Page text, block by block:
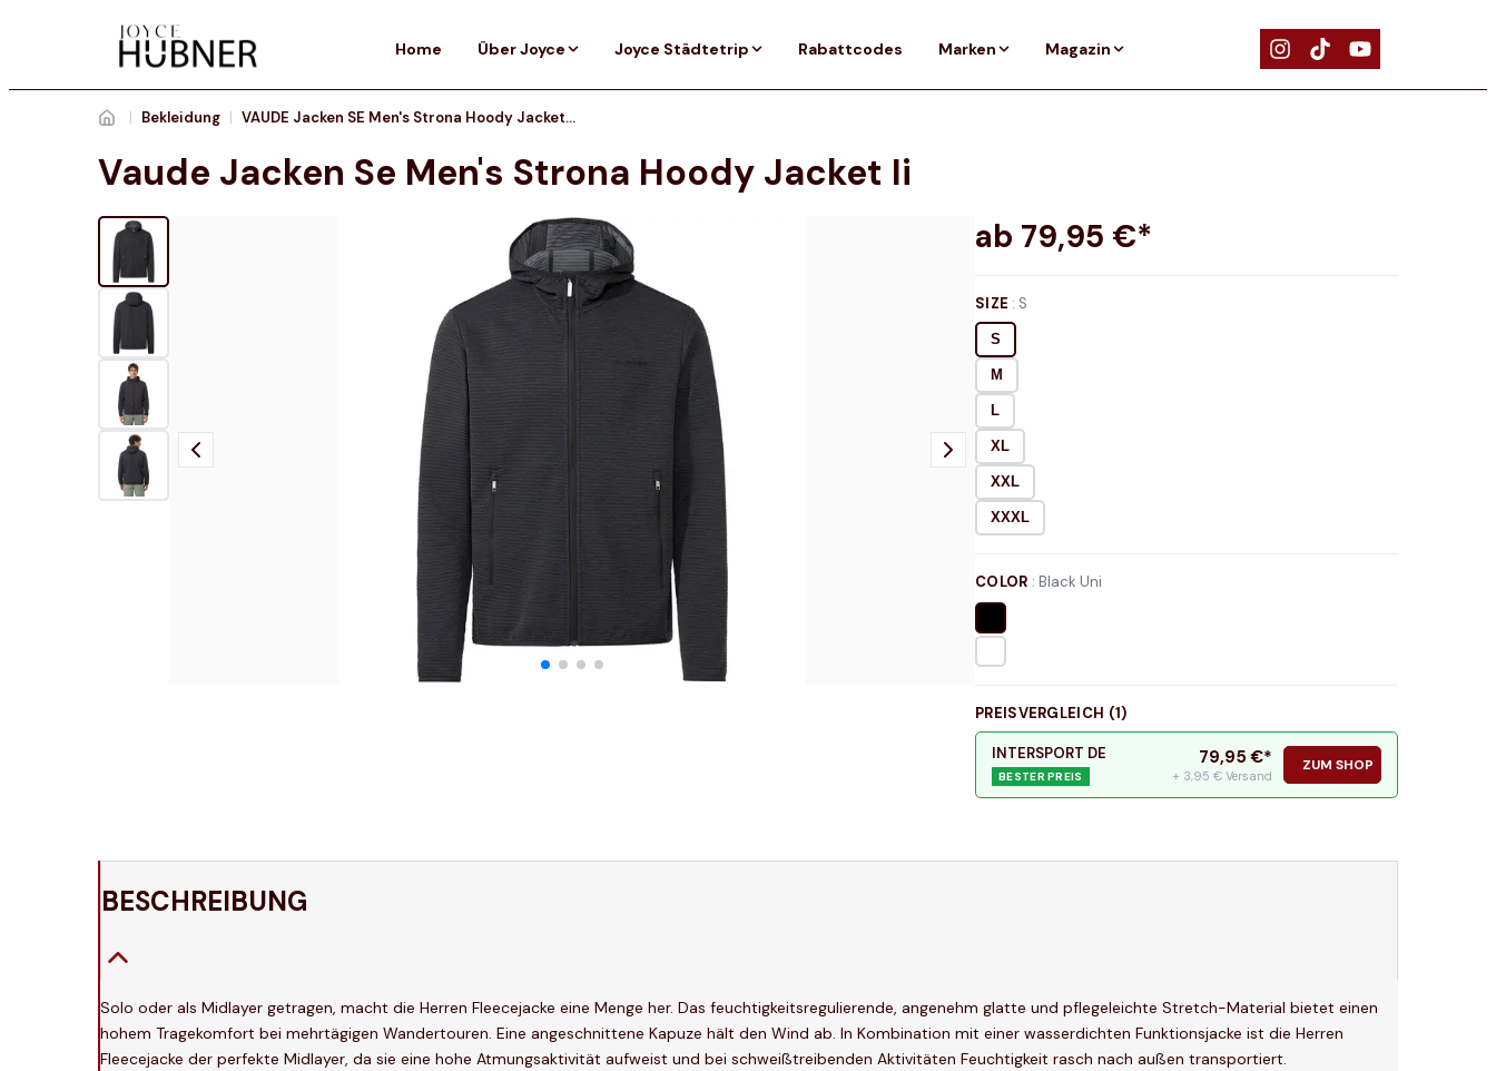
Home Über Joyce Joyce Städtetrip Rabattcodes Marken Magazin
| Bekleidung | VAUDE Jacken SE Men's Strona Hoody Jacket II
Vaude Jacken Se Men's Strona Hoody Jacket Ii
ab 79,95 €*
SIZE : S
S
M
L
XL
XXL
XXXL
COLOR : Black Uni
PREISVERGLEICH (1)
INTERSPORT DE
BESTER PREIS
79,95 €*
+ 3,95 € Versand
ZUM SHOP
BESCHREIBUNG
Solo oder als Midlayer getragen, macht die Herren Fleecejacke eine Menge her. Das feuchtigkeitsregulierende, angenehm glatte und pflegeleichte Stretch-Material bietet einen
hohem Tragekomfort bei mehrtägigen Wandertouren. Eine angeschnittene Kapuze hält den Wind ab. In Kombination mit einer wasserdichten Funktionsjacke ist die Herren
Fleecejacke der perfekte Midlayer, da sie eine hohe Atmungsaktivität aufweist und bei schweißtreibenden Aktivitäten Feuchtigkeit rasch nach außen transportiert.